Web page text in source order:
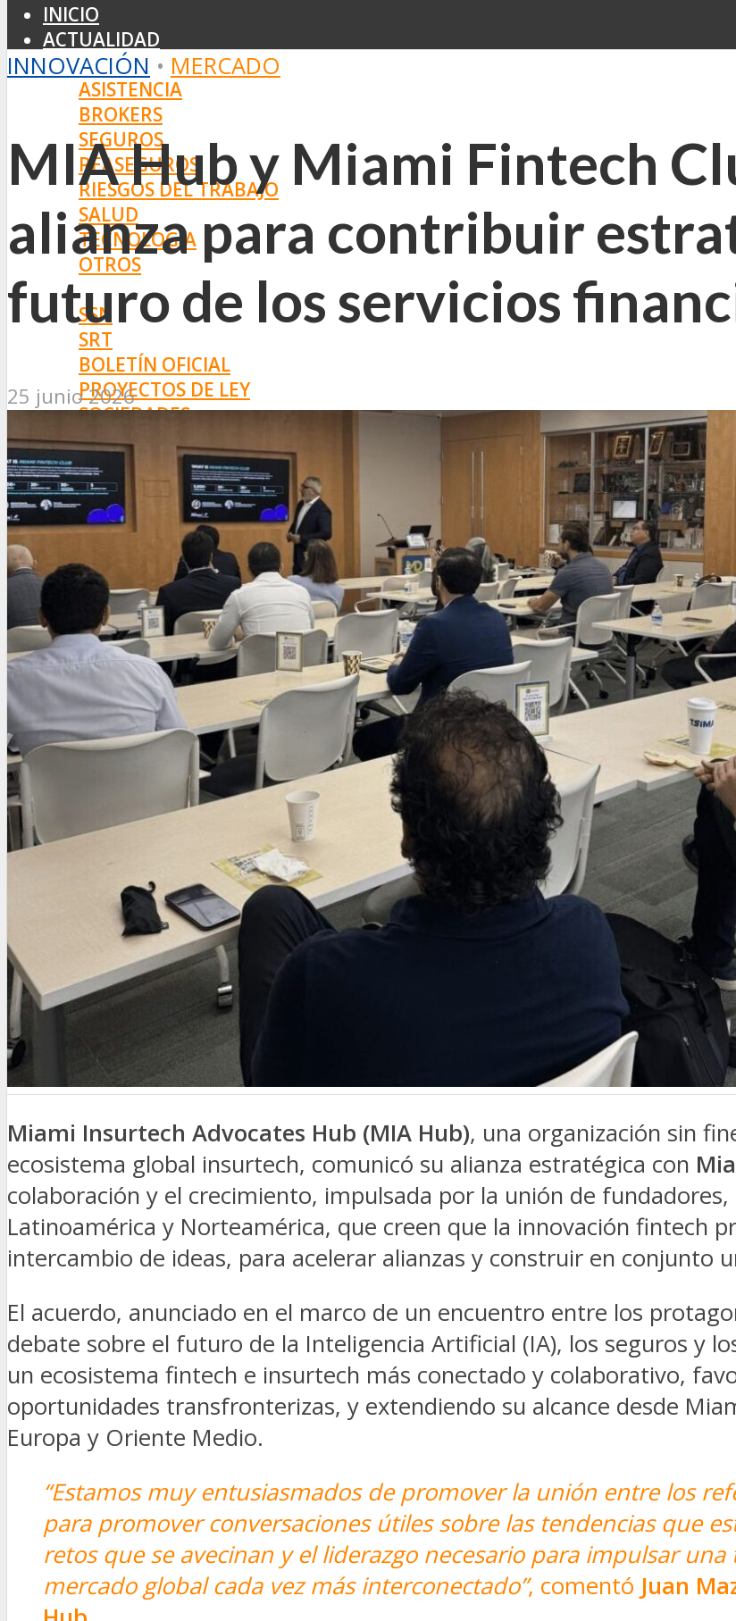
INICIO
ACTUALIDAD
MERCADO
ASISTENCIA
BROKERS
SEGUROS
REASEGUROS
RIESGOS DEL TRABAJO
SALUD
TECNOLOGÍA
OTROS
NORMAS
SSN
SRT
BOLETÍN OFICIAL
PROYECTOS DE LEY
SOCIEDADES
OTRAS NORMAS
INNOVACIÓN
NOTICIAS
LA CONFE
ITC
INESE – FÜTURE LATAM
INTERNACIONALES
AMÉRICA LATINA
ESTADOS UNIDOS
EUROPA
RESTO DEL MUNDO
PREVENCIÓN
MEDIOAMBIENTE
RIESGOS DEL TRABAJO
SEGURIDAD
SEGURIDAD VIAL
COLUMNISTAS
ESTADÍSTICAS
INNOVACIÓN • MERCADO
MIA Hub y Miami Fintech
alianza para contribuir
futuro de los servicios
25 junio 2026
Miami Insurtech Advocates Hub (MIA Hub), una organización sin
ecosistema global insurtech, comunicó su alianza estratégica con
colaboración y el crecimiento, impulsada por la unión de
Latinoamérica y Norteamérica, que creen que la innovación fintech
intercambio de ideas, para acelerar alianzas y construir en conjunto
El acuerdo, anunciado en el marco de un encuentro entre los
debate sobre el futuro de la Inteligencia Artificial (IA), los seguros y
un ecosistema fintech e insurtech más conectado y colaborativo,
oportunidades transfronterizas, y extendiendo su alcance desde
Europa y Oriente Medio.
“Estamos muy entusiasmados de promover la unión entre los
para promover conversaciones útiles sobre las tendencias que
retos que se avecinan y el liderazgo necesario para impulsar
mercado global cada vez más interconectado”, comentó Juan